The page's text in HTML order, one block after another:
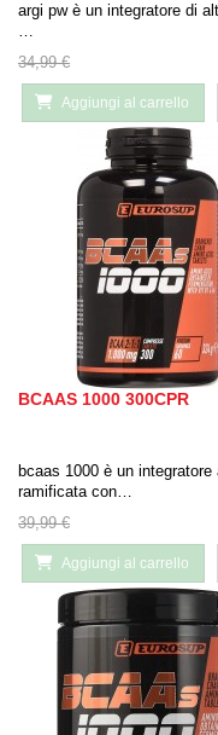
argi pw è un integratore di
…
34,99 €
Aggiungi al carrello
BCAAS 1000 300CPR
bcaas 1000 è un
ramificata con…
39,99 €
Aggiungi al carrello